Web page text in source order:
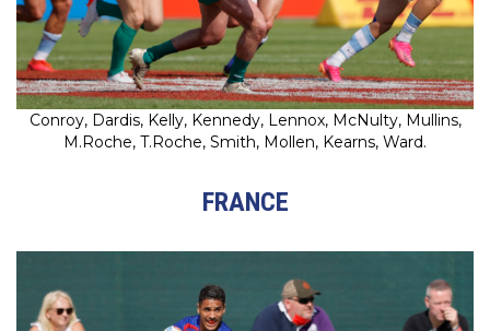
Conroy, Dardis, Kelly, Kennedy, Lennox, McNulty, Mullins,
M.Roche, T.Roche, Smith, Mollen, Kearns, Ward.
FRANCE